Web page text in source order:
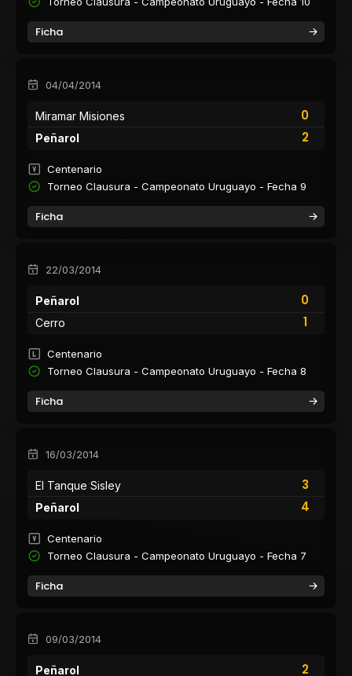
Ficha
04/04/2014
Miramar Misiones
0
2
Peñarol
Centenario
Torneo Clausura - Campeonato Uruguayo - Fecha 9
Ficha
22/03/2014
Peñarol
0
1
Cerro
Centenario
Torneo Clausura - Campeonato Uruguayo - Fecha 8
Ficha
16/03/2014
El Tanque Sisley
3
4
Peñarol
Centenario
Torneo Clausura - Campeonato Uruguayo - Fecha 7
Ficha
09/03/2014
Peñarol 2